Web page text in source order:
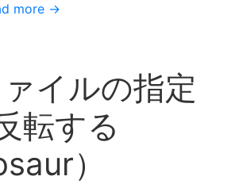
more →
イルの指定
転する
）